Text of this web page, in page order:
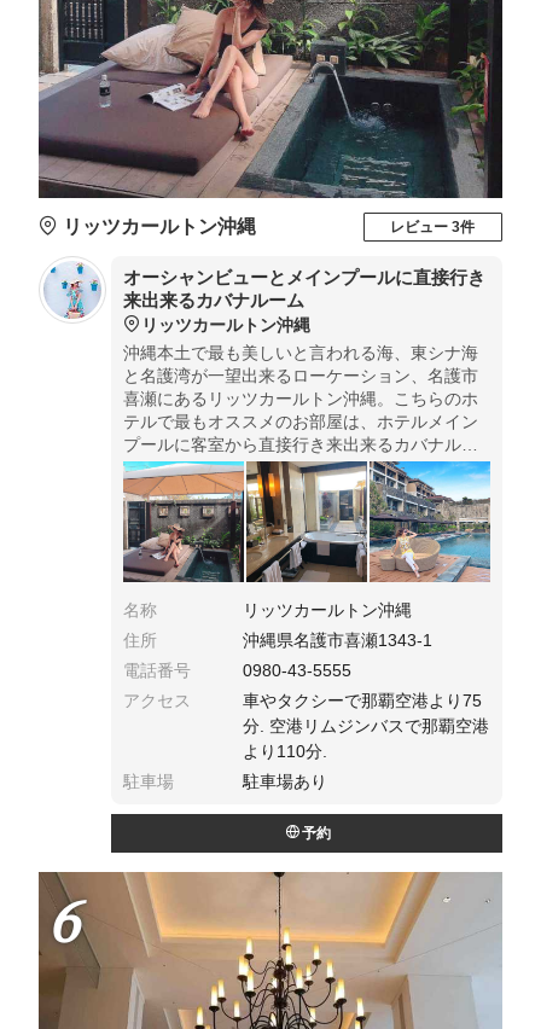
リッツカールトン沖縄 レビュー 3件
オーシャンビューとメインプールに直接行き
来出来るカバナルーム
リッツカールトン沖縄
沖縄本土で最も美しいと言われる海、東シナ海
と名護湾が一望出来るローケーション、名護市
喜瀬にあるリッツカールトン沖縄。こちらのホ
テルで最もオススメのお部屋は、ホテルメイン
プールに客室から直接行き来出来るカバナルー
ム✨プライベートジャクジーもテラスに備え
た、大変魅力的なお部屋です❤︎.*･ﾟ
名称
リッツカールトン沖縄
住所
沖縄県名護市喜瀬1343-1
電話番号
0980-43-5555
アクセス
車やタクシーで那覇空港より75
分. 空港リムジンバスで那覇空港
より110分.
駐車場
駐車場あり
予約
6